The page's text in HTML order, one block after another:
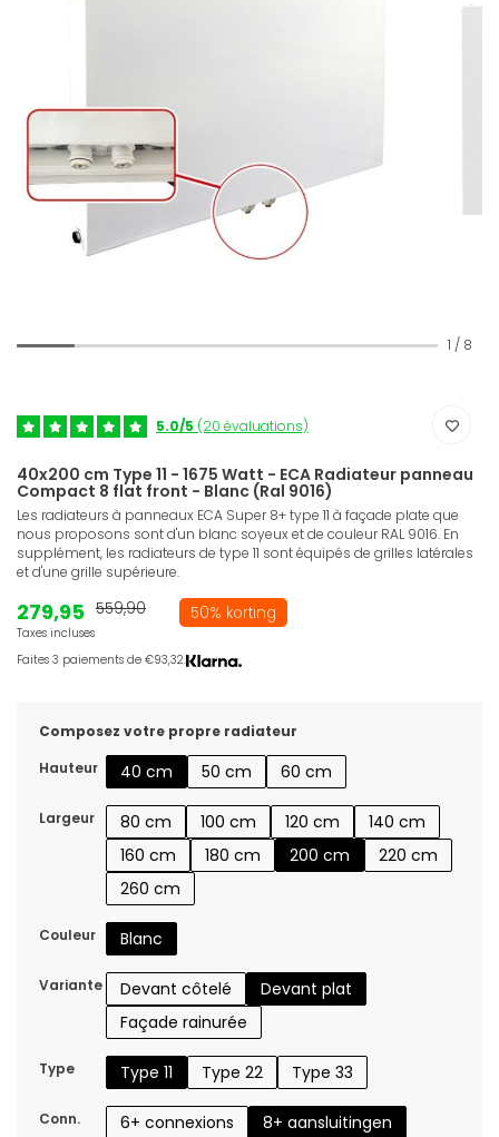
1 / 8
5.0/5 (20 évaluations)
40x200 cm Type 11 - 1675 Watt - ECA Radiateur panneau
Compact 8 flat front - Blanc (Ral 9016)
Les radiateurs à panneaux ECA Super 8+ type 11 à façade plate que
nous proposons sont d'un blanc soyeux et de couleur RAL 9016. En
supplément, les radiateurs de type 11 sont équipés de grilles latérales
et d'une grille supérieure.
279,95
Taxes incluses
559,90 50% korting
Faites 3 paiements de €93,32.
Composez votre propre radiateur
Hauteur
40 cm 50 cm 60 cm
Largeur 80 cm 100 cm 120 cm
140 cm
160 cm
180 cm 200 cm
220 cm
260 cm
Couleur Blanc
Variante Devant côtelé
Devant plat
Façade rainurée
Type Type 11 Type 22 Type 33
Conn. 6+ connexions
8+ aansluitingen